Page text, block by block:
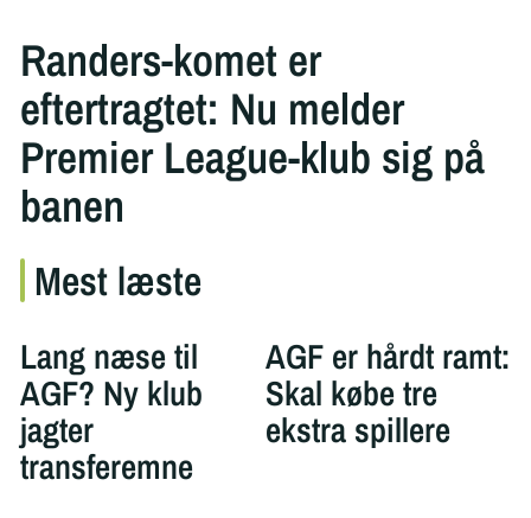
Randers-komet er
eftertragtet: Nu melder
Premier League-klub sig på
banen
Mest læste
Lang næse til
AGF? Ny klub
jagter
transferemne
AGF er hårdt ramt:
Skal købe tre
ekstra spillere